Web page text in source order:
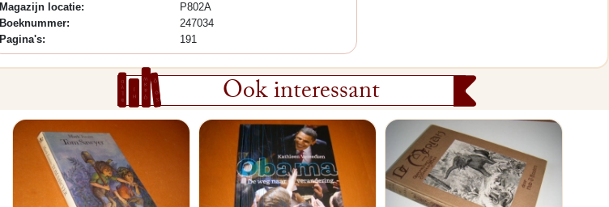
Magazijn locatie:
P802A
Boeknummer:
247034
Pagina's:
191
Ook interessant